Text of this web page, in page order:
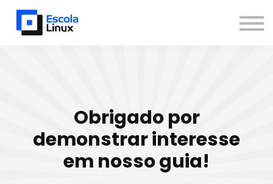
Já sou aluno
Newsletter
Obrigado por
demonstrar interesse
em nosso guia!